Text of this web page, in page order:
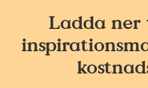
Ladda